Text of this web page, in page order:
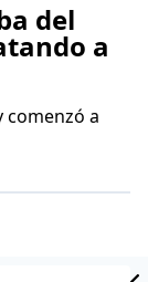
del
a
comenzó a